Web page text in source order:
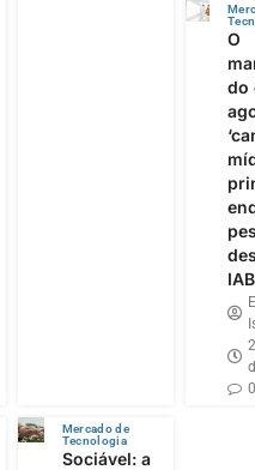
O
do
IAB
0
Mercado de
Tecnologia
Sociável: a